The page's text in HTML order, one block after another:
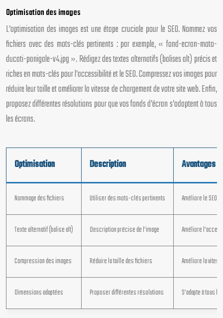
Optimisation des images
L’optimisation des images est une étape cruciale pour le SEO. Nommez vos
fichiers avec des mots-clés pertinents : par exemple, « fond-ecran-moto-
ducati-panigale-v4.jpg ». Rédigez des textes alternatifs (balises alt) précis et
riches en mots-clés pour l’accessibilité et le SEO. Compressez vos images pour
réduire leur taille et améliorer la vitesse de chargement de votre site web. Enfin,
proposez différentes résolutions pour que vos fonds d’écran s’adaptent à tous
les écrans.
Optimisation Description Avantages
Nommage des fichiers Utiliser des mots-clés pertinents Améliore le SEO
Texte alternatif (balise alt) Description précise de l’image Améliore
Compression des images Réduire la taille des fichiers Améliore la
Dimensions adaptées Proposer différentes résolutions S’adapte à tous